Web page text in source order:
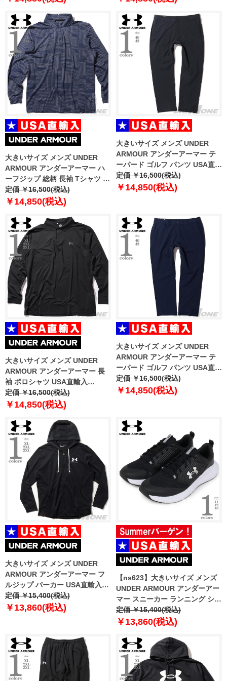
大きいサイズ メンズ UNDER
ARMOUR アンダーアーマー ハ
ーフジップ 総柄 長袖 Tシャツ ゴ
ルフウェア USA直輸入
um1212190-190
定価 ￥16,500(税込)
￥14,850(税込)
大きいサイズ メンズ UNDER
ARMOUR アンダーアーマー テ
ーパード ゴルフ パンツ USA直輸
入 1374606-001
定価 ￥16,500(税込)
￥14,850(税込)
大きいサイズ メンズ UNDER
ARMOUR アンダーアーマー 長
袖 ポロシャツ USA直輸入
1379728-001
定価 ￥16,500(税込)
￥14,850(税込)
大きいサイズ メンズ UNDER
ARMOUR アンダーアーマー テ
ーパード ゴルフ パンツ USA直輸
入 1374606-410
定価 ￥16,500(税込)
￥14,850(税込)
大きいサイズ メンズ UNDER
ARMOUR アンダーアーマー フ
ルジップ パーカー USA直輸入
1370409-001
定価 ￥15,400(税込)
￥13,860(税込)
【ns623】大きいサイズ メンズ
UNDER ARMOUR アンダーアー
マー スニーカー ランニング シュ
ーズ Charged Commit 4 USA直
輸入 3026017-004
定価 ￥15,400(税込)
￥13,860(税込)